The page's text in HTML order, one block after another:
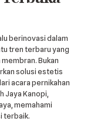
berinovasi dalam
tren terbaru yang
Bukan
solusi estetis
acara pernikahan
Jaya Kanopi,
memahami
terbaik.